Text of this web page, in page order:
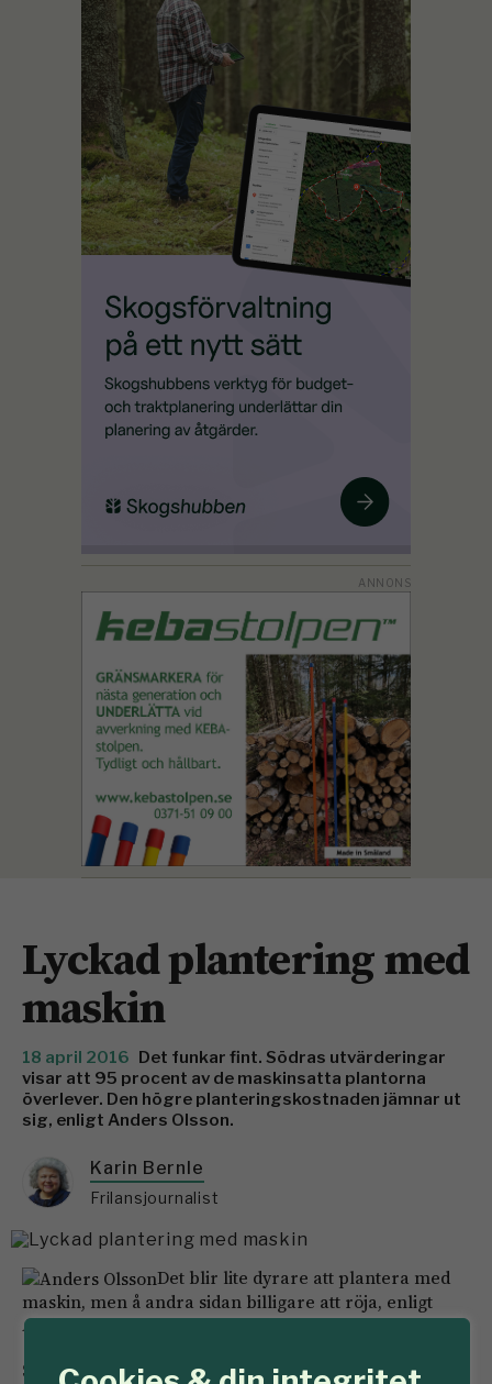
Lyckad plantering med
maskin
18 april 2016 Det funkar fint. Södras utvärderingar
visar att 95 procent av de maskinsatta plantorna
överlever. Den högre planteringskostnaden jämnar ut
sig, enligt Anders Olsson.
Karin Bernle
Frilansjournalist
Det blir lite dyrare att plantera med
maskin, men å andra sidan billigare att röja, enligt
Anders Olsson.
Södra erbjuder plantering med en maskin som de är